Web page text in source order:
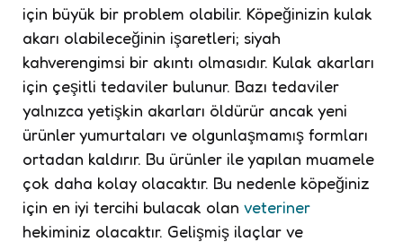
için büyük bir problem olabilir. Köpeğinizin kulak
akarı olabileceğinin işaretleri; siyah
kahverengimsi bir akıntı olmasıdır. Kulak akarları
için çeşitli tedaviler bulunur. Bazı tedaviler
yalnızca yetişkin akarları öldürür ancak yeni
ürünler yumurtaları ve olgunlaşmamış formları
ortadan kaldırır. Bu ürünler ile yapılan muamele
çok daha kolay olacaktır. Bu nedenle köpeğiniz
için en iyi tercihi bulacak olan veteriner
hekiminiz olacaktır. Gelişmiş ilaçlar ve